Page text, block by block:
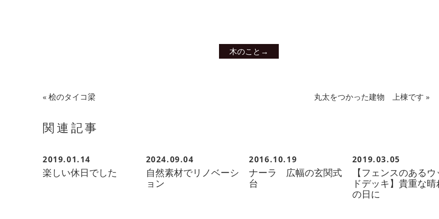
木のこと →
« 桧のタイコ梁 丸太をつかった建物 上棟です »
関連記事
2019.01.14
楽しい休日でした
2024.09.04
自然素材でリノベーシ
ョン
2016.10.19
ナーラ 広幅の玄関式
台
2019.03.05
【フェンスのあるウ
ドデッキ】貴重な晴
の日に